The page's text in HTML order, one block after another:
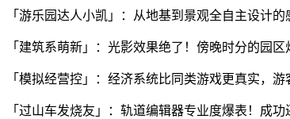
「游乐园达人小凯」：从地基到景观全自主设计
「建筑系萌新」：光影效果绝了！傍晚时分的园
「模拟经营控」：经济系统比同类游戏更真实，
「过山车发烧友」：轨道编辑器专业度爆表！成